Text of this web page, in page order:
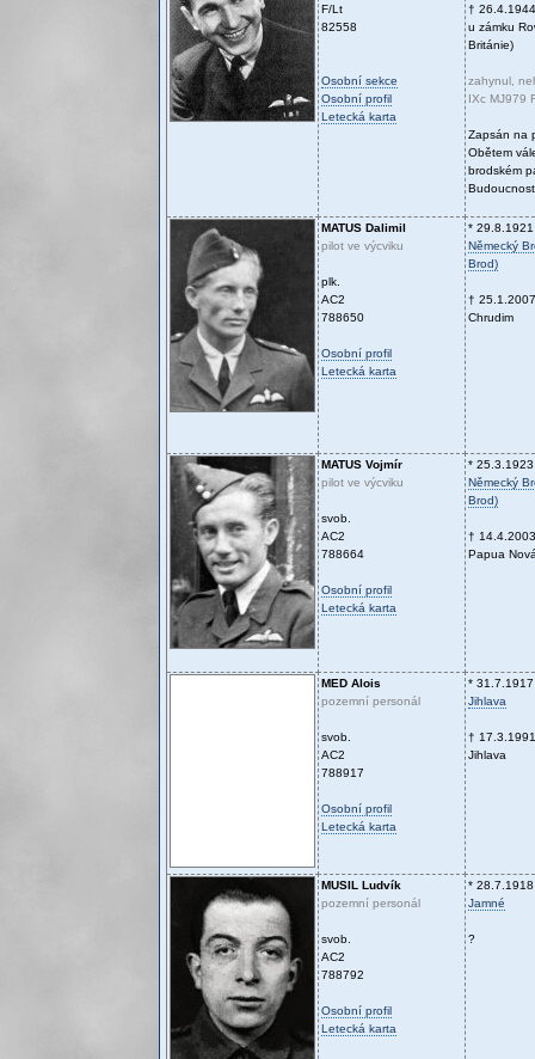
F/Lt
82558
Osobní sekce
Osobní profil
Letecká karta
† 26.4.1944
u zámku
Británie)
zahynul,
IXc MJ979
Zapsán na
Obětem
brodském
Budoucnost
MATUS Dalimil
pilot ve výcviku
plk.
AC2
788650
Osobní profil
Letecká karta
* 29.8.1921
Německý
Brod)
† 25.1.2007
Chrudim
MATUS Vojmír
pilot ve výcviku
svob.
AC2
788664
Osobní profil
Letecká karta
* 25.3.1923
Německý
Brod)
† 14.4.2003
Papua
MED Alois
pozemní personál
svob.
AC2
788917
Osobní profil
Letecká karta
* 31.7.1917
Jihlava
† 17.3.1991
Jihlava
MUSIL Ludvík
pozemní personál
svob.
AC2
788792
Osobní profil
Letecká karta
* 28.7.1918
Jamné
?